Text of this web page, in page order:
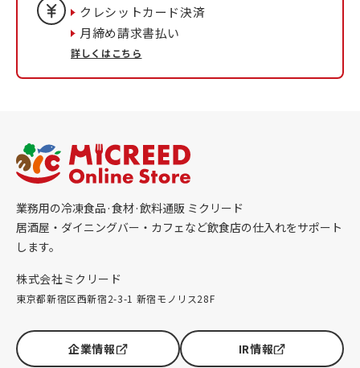
クレシットカード決済
月締め請求書払い
詳しくはこちら
業務用の冷凍食品·食材·飲料通販 ミクリード
居酒屋・ダイニングバー・カフェなど飲食店の仕入れをサポート
します。
株式会社ミクリード
東京都新宿区西新宿2-3-1 新宿モノリス28F
企業情報 IR情報